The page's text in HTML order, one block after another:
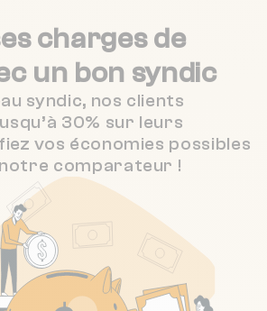
: 11
47000 Agen
: 11
durand 47000 Agen
: 13
charges de
un bon syndic
syndic, nos clients
30% sur leurs
vos économies possibles
notre comparateur !